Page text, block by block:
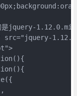
是jquery-